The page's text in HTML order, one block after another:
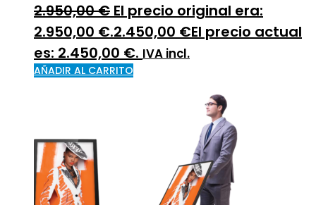
2.950,00€ El precio original era:
2.950,00 €.2.450,00 €El precio actual
es: 2.450,00 €. IVA incl.
AÑADIR AL CARRITO